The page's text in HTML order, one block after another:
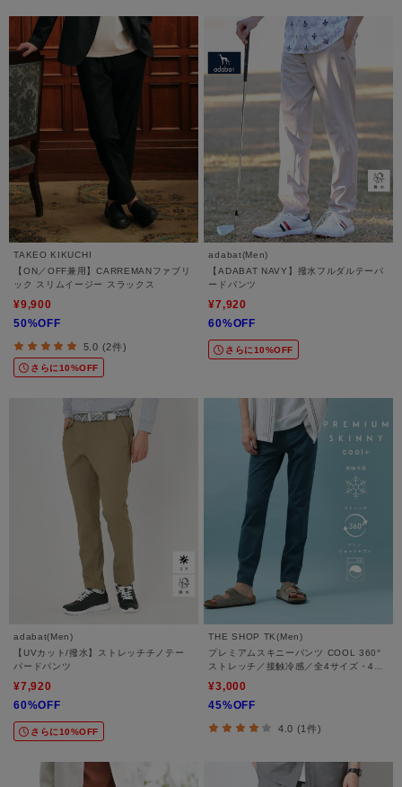
TAKEO KIKUCHI
【ON／OFF兼用】CARREMANファブリ
ック スリムイージー スラックス
¥9,900
50%OFF
5.0 (2件)
さらに10%OFF
adabat(Men)
【ADABAT NAVY】撥水フルダルテーパ
ードパンツ
¥7,920
60%OFF
さらに10%OFF
adabat(Men)
【UVカット/撥水】ストレッチチノテー
パードパンツ
¥7,920
60%OFF
さらに10%OFF
THE SHOP TK(Men)
プレミアムスキニーパンツ COOL 360°
ストレッチ／接触冷感／全4サイズ・4色
展開
¥3,000
45%OFF
4.0 (1件)